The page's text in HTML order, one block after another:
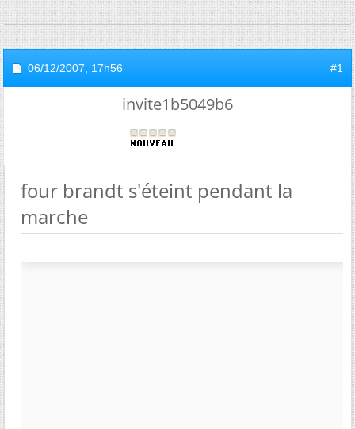
06/12/2007, 17h56 #1
invite1b5049b6
four brandt s'éteint pendant la
marche